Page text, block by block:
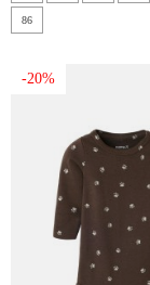
86
-20%